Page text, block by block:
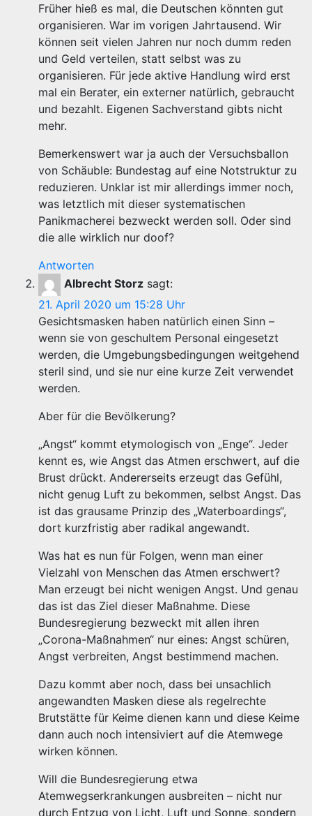
Früher hieß es mal, die Deutschen könnten gut
organisieren. War im vorigen Jahrtausend. Wir
können seit vielen Jahren nur noch dumm reden
und Geld verteilen, statt selbst was zu
organisieren. Für jede aktive Handlung wird erst
mal ein Berater, ein externer natürlich, gebraucht
und bezahlt. Eigenen Sachverstand gibts nicht
mehr.
Bemerkenswert war ja auch der Versuchsballon
von Schäuble: Bundestag auf eine Notstruktur zu
reduzieren. Unklar ist mir allerdings immer noch,
was letztlich mit dieser systematischen
Panikmacherei bezweckt werden soll. Oder sind
die alle wirklich nur doof?
Antworten
Albrecht Storz sagt:
21. April 2020 um 15:28 Uhr
Gesichtsmasken haben natürlich einen Sinn –
wenn sie von geschultem Personal eingesetzt
werden, die Umgebungsbedingungen weitgehend
steril sind, und sie nur eine kurze Zeit verwendet
werden.
Aber für die Bevölkerung?
„Angst“ kommt etymologisch von „Enge“. Jeder
kennt es, wie Angst das Atmen erschwert, auf die
Brust drückt. Andererseits erzeugt das Gefühl,
nicht genug Luft zu bekommen, selbst Angst. Das
ist das grausame Prinzip des „Waterboardings“,
dort kurzfristig aber radikal angewandt.
Was hat es nun für Folgen, wenn man einer
Vielzahl von Menschen das Atmen erschwert?
Man erzeugt bei nicht wenigen Angst. Und genau
das ist das Ziel dieser Maßnahme. Diese
Bundesregierung bezweckt mit allen ihren
„Corona-Maßnahmen“ nur eines: Angst schüren,
Angst verbreiten, Angst bestimmend machen.
Dazu kommt aber noch, dass bei unsachlich
angewandten Masken diese als regelrechte
Brutstätte für Keime dienen kann und diese Keime
dann auch noch intensiviert auf die Atemwege
wirken können.
Will die Bundesregierung etwa
Atemwegserkrankungen ausbreiten – nicht nur
durch Entzug von Licht, Luft und Sonne, sondern